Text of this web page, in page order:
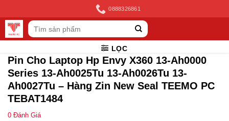
to
content
0888326861
Tìm
kiếm:
LỌC
Pin Cho Laptop Hp Envy X360 13-Ah0000
Series 13-Ah0025Tu 13-Ah0026Tu 13-
Ah0027Tu – Hàng Zin New Seal TEEMO PC
TEBAT1484
0 Đánh Giá